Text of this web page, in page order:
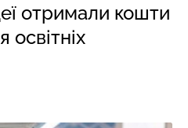
отримали кошти